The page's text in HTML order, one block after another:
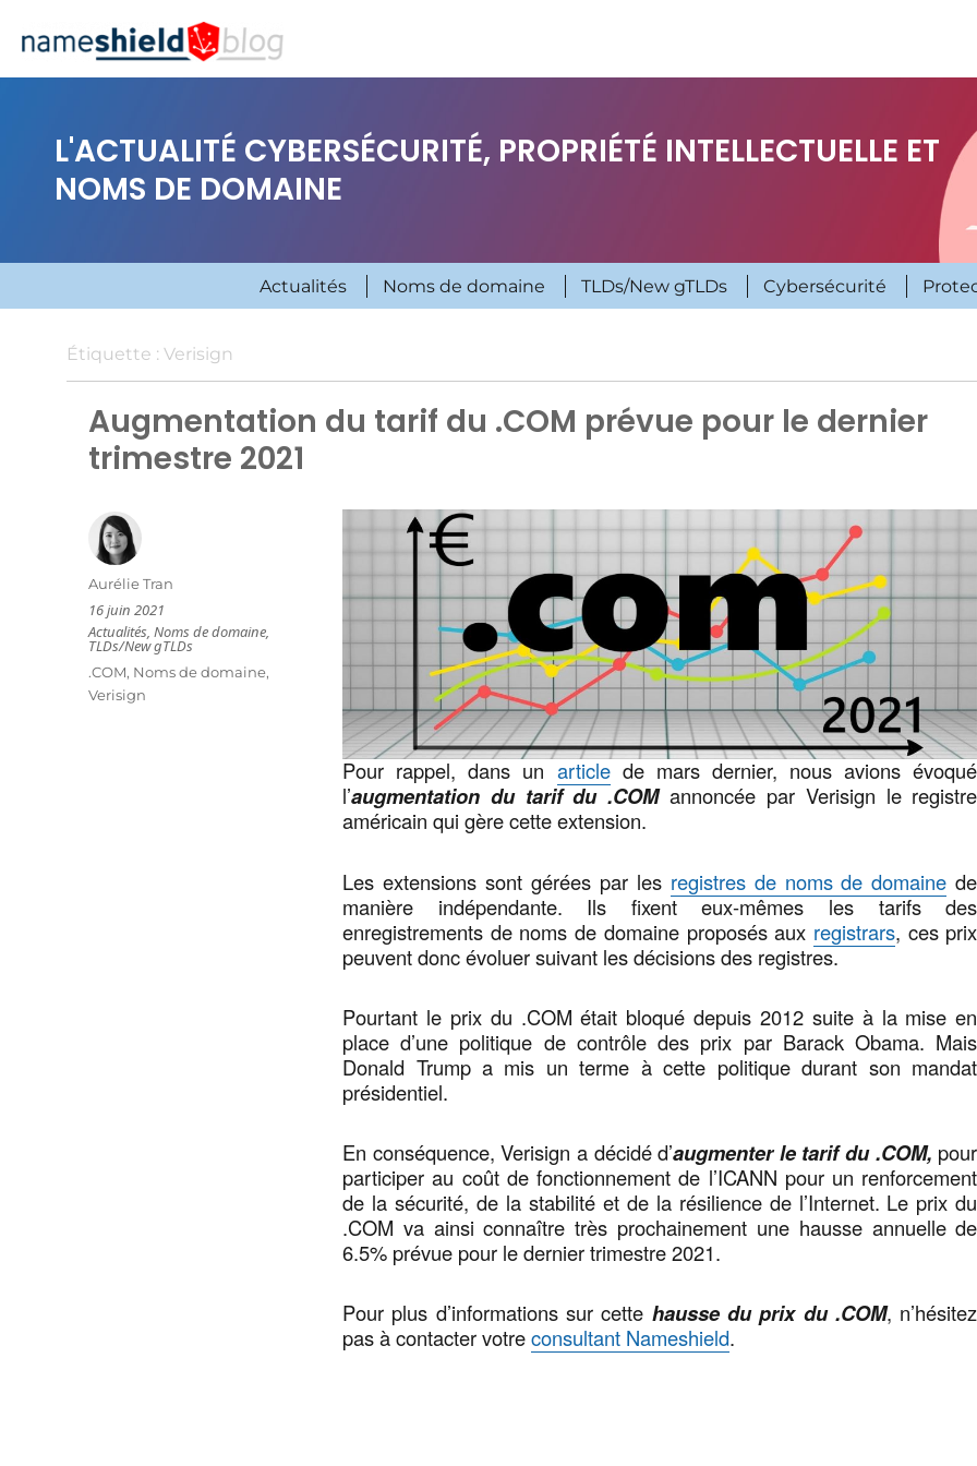
L'ACTUALITÉ CYBERSÉCURITÉ, PROPRIÉTÉ INTELLECTUELLE ET
NOMS DE DOMAINE
Actualités Noms de domaine TLDs/New gTLDs Cybersécurité
Étiquette :Verisign
Augmentation du tarif du .COM prévue pour le dernier
trimestre 2021
Pour rappel, dans un articlede mars dernier, nous avions évoqué
l’augmentation du tarif du .COMannoncée par Verisign le registre
américain qui gère cette extension.
Les extensions sont gérées par les registres de noms de domaine de
manière indépendante. Ils fixent eux-mêmes les tarifs des
enregistrements de noms de domaine proposés aux registrars, ces prix
peuvent donc évoluer suivant les décisions des registres.
Pourtant le prix du .COM était bloqué depuis 2012 suite à la mise en
place d’une politique de contrôle des prix par Barack Obama. Mais
Donald Trump a mis un terme à cette politique durant son mandat
présidentiel.
En conséquence, Verisign a décidé d’augmenter le tarif du .COM, pour
participer au coût de fonctionnement de l’ICANN pour un renforcement
de la sécurité, de la stabilité et de la résilience de l’Internet. Le prix du
.COM va ainsi connaître très prochainement une hausse annuelle de
6.5% prévue pour le dernier trimestre 2021.
Pour plus d’informations sur cette hausse du prix du .COM, n’hésitez
pas à contacter votreconsultant Nameshield.
Auteur
Aurélie Tran
Publié
le
16 juin 2021
Catégories
Actualités,Noms de domaine,
TLDs/New gTLDs
Étiquettes
.COM, Noms de domaine,
Verisign